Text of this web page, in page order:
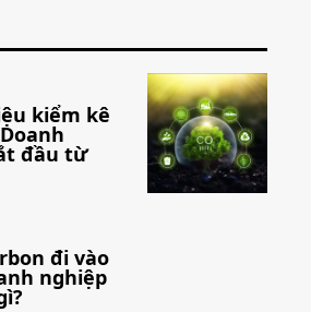
kiểm kê
đầu từ
đi vào
nghiệp